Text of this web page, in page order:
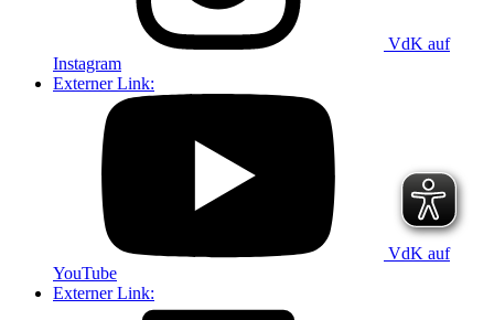
VdK auf
Instagram
Externer Link:
VdK auf
YouTube
Externer Link: